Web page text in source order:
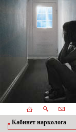
Кабинет нарколога